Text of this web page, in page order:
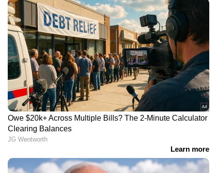
അഭിമാനമായി വീണ്ടും
മലയാളി, ഡോ. നികിത
ഹരിക്ക് ഇരട്ട ഫെലോഷിപ്പ്
നേട്ടം, ഗൂഗിൾ എഐ
ഫെലോഷിപ്പും അഡ്വാൻസ്
എച്ച്ഇ സീനിയർ
ഫെലോഷിപ്പും സ്വന്തമാക്കി
നീറ്റ് യുജി പരീക്ഷയിൽ
അടിമുടി
മാറ്റംകൊണ്ടുവരാൻ കേന്ദ്ര
സർക്കാർ; ഉയർന്ന
പ്രായപരിധി വന്നേക്കും
സിബിഎസ്ഇ പന്ത്രണ്ടാം
'കേരളീയർക്ക് ഇം​ഗ്ലീഷ്